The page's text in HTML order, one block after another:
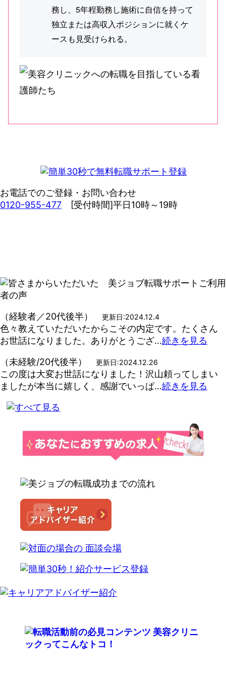
務し、5年程勤務し施術に自信を持って
独立または高収入ポジションに就くケ
ースも見受けられる。
お電話でのご登録・お問い合わせ
0120-955-477 [受付時間]平日10時～19時
（経験者／20代後半） 更新日:2024.12.4
色々教えていただいたからこその内定です。たくさん
お世話になりました。ありがとうござ...続きを見る
（未経験/20代後半）
更新日:2024.12.26
この度は大変お世話になりました！沢山頼ってしまい
ましたが本当に嬉しく、感謝でいっぱ...続きを見る